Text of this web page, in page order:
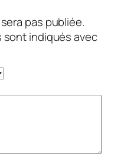
pas publiée.
sont indiqués avec